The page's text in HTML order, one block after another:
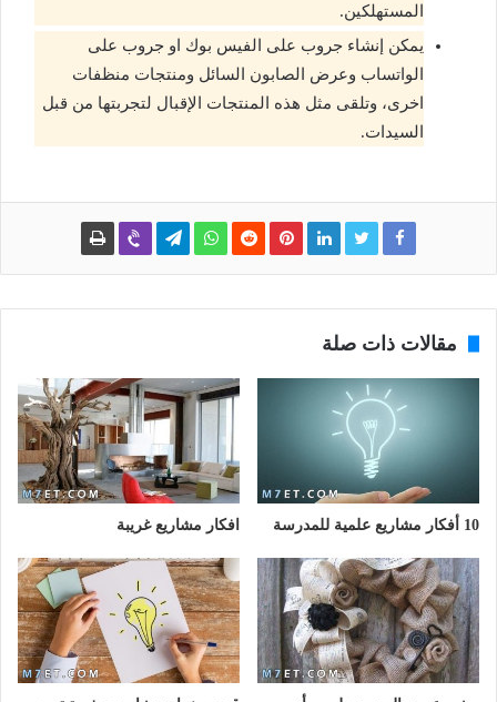
المستهلكين.
يمكن إنشاء جروب على الفيس بوك او جروب على
الواتساب وعرض الصابون السائل ومنتجات منظفات
اخرى، وتلقى مثل هذه المنتجات الإقبال لتجربتها من قبل
السيدات.
مقالات ذات صلة
10 أفكار مشاريع علمية للمدرسة افكار مشاريع غريبة